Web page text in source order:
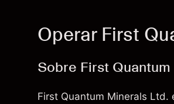
Operar First
Sobre First
First Quantum Minerals Ltd.